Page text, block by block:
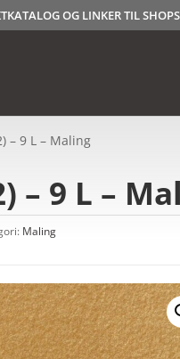
OG LINKER TIL
– 9 L – Maling
– 9 L –
Maling